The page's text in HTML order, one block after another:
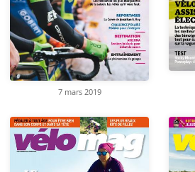
7 mars 2019